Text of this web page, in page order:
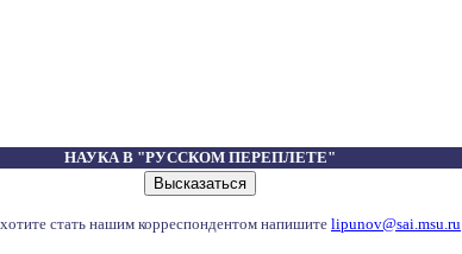
НАУКА В "РУССКОМ ПЕРЕПЛЕТЕ"
стать нашим корреспондентом напишите lipunov@sai.msu.ru